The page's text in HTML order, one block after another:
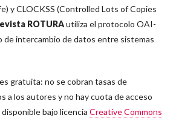
y CLOCKSS (Controlled Lots of Copies
ROTURAutiliza el protocolo OAI-
de intercambio de datos entre sistemas
es gratuita: no se cobran tasas de
a los autores y no hay cuota de acceso
bajo licencia Creative Commons